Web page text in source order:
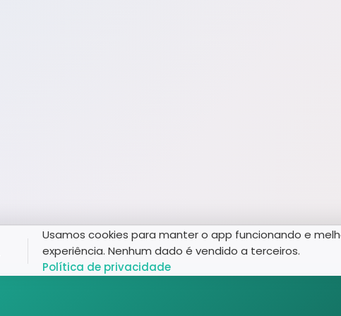
Usamos cookies para manter o app funcionando e
experiência. Nenhum dado é vendido a terceiros.
Política de privacidade